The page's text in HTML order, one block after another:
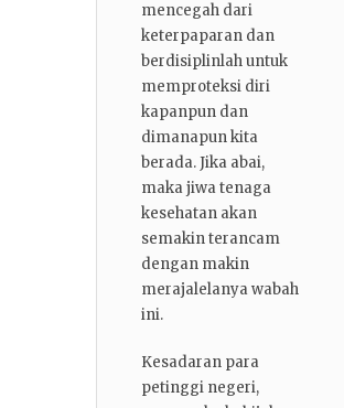
mencegah dari
keterpaparan dan
berdisiplinlah untuk
memproteksi diri
kapanpun dan
dimanapun kita
berada. Jika abai,
maka jiwa tenaga
kesehatan akan
semakin terancam
dengan makin
merajalelanya wabah
ini.
Kesadaran para
petinggi negeri,